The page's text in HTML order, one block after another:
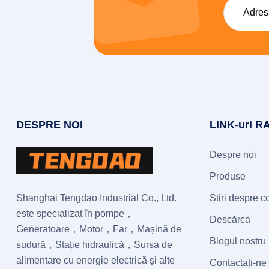
DESPRE NOI
Shanghai Tengdao Industrial Co., Ltd.
este specializat în pompe，
Generatoare，Motor，Far，Mașină de
sudură，Stație hidraulică，Sursa de
alimentare cu energie electrică și alte
LINK-uri
Despre noi
Produse
Știri despre
Descărca
Blogul nostru
Contactați-ne